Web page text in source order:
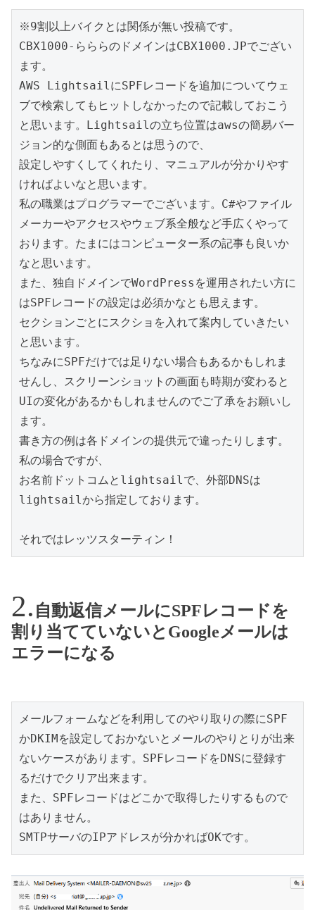
※9割以上バイクとは関係が無い投稿です。
CBX1000-らららのドメインはCBX1000.JPでござい
ます。
AWS LightsailにSPFレコードを追加についてウェ
ブで検索してもヒットしなかったので記載しておこう
と思います。Lightsailの立ち位置はawsの簡易バー
ジョン的な側面もあるとは思うので、
設定しやすくしてくれたり、マニュアルが分かりやす
ければよいなと思います。
私の職業はプログラマーでございます。C#やファイル
メーカーやアクセスやウェブ系全般など手広くやって
おります。たまにはコンピューター系の記事も良いか
なと思います。
また、独自ドメインでWordPressを運用されたい方に
はSPFレコードの設定は必須かなとも思えます。
セクションごとにスクショを入れて案内していきたい
と思います。
ちなみにSPFだけでは足りない場合もあるかもしれま
せんし、スクリーンショットの画面も時期が変わると
UIの変化があるかもしれませんのでご了承をお願いし
ます。
書き方の例は各ドメインの提供元で違ったりします。
私の場合ですが、
お名前ドットコムとlightsailで、外部DNSは
lightsailから指定しております。
それではレッツスターティン！
自動返信メールにSPFレコードを
割り当てていないとGoogleメールは
エラーになる
メールフォームなどを利用してのやり取りの際にSPF
かDKIMを設定しておかないとメールのやりとりが出来
ないケースがあります。SPFレコードをDNSに登録す
るだけでクリア出来ます。
また、SPFレコードはどこかで取得したりするもので
はありません。
SMTPサーバのIPアドレスが分かればOKです。